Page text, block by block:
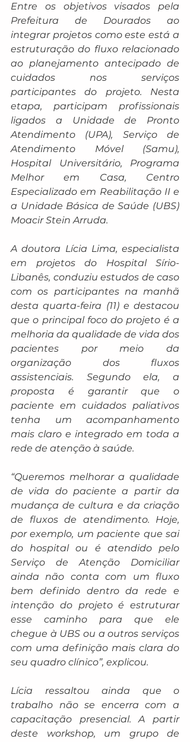
Entre os objetivos visados pela
Prefeitura de Dourados ao
integrar projetos como este está a
estruturação do fluxo relacionado
ao planejamento antecipado de
cuidados nos serviços
participantes do projeto. Nesta
etapa, participam profissionais
ligados a Unidade de Pronto
Atendimento (UPA), Serviço de
Atendimento Móvel (Samu),
Hospital Universitário, Programa
Melhor em Casa, Centro
Especializado em Reabilitação II e
a Unidade Básica de Saúde (UBS)
Moacir Stein Arruda.
A doutora Lícia Lima, especialista
em projetos do Hospital Sírio-
Libanês, conduziu estudos de caso
com os participantes na manhã
desta quarta-feira (11) e destacou
que o principal foco do projeto é a
melhoria da qualidade de vida dos
pacientes por meio da
organização dos fluxos
assistenciais. Segundo ela, a
proposta é garantir que o
paciente em cuidados paliativos
tenha um acompanhamento
mais claro e integrado em toda a
rede de atenção à saúde.
“Queremos melhorar a qualidade
de vida do paciente a partir da
mudança de cultura e da criação
de fluxos de atendimento. Hoje,
por exemplo, um paciente que sai
do hospital ou é atendido pelo
Serviço de Atenção Domiciliar
ainda não conta com um fluxo
bem definido dentro da rede e
intenção do projeto é estruturar
esse caminho para que ele
chegue à UBS ou a outros serviços
com uma definição mais clara do
seu quadro clínico”, explicou.
Lícia ressaltou ainda que o
trabalho não se encerra com a
capacitação presencial. A partir
deste workshop, um grupo de